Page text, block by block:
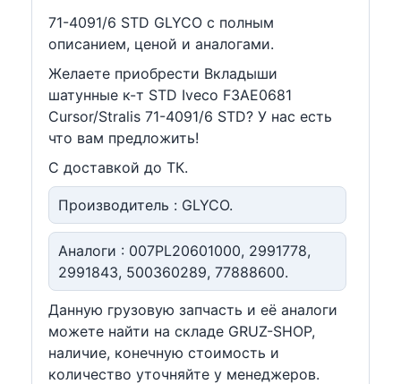
71-4091/6 STD GLYCO c полным
описанием, ценой и аналогами.
Желаете приобрести Вкладыши
шатунные к-т STD Iveco F3AE0681
Cursor/Stralis 71-4091/6 STD? У нас есть
что вам предложить!
С доставкой до ТК.
Производитель : GLYCO.
Аналоги : 007PL20601000, 2991778,
2991843, 500360289, 77888600.
Данную грузовую запчасть и её аналоги
можете найти на складе GRUZ-SHOP,
наличие, конечную стоимость и
количество уточняйте у менеджеров.